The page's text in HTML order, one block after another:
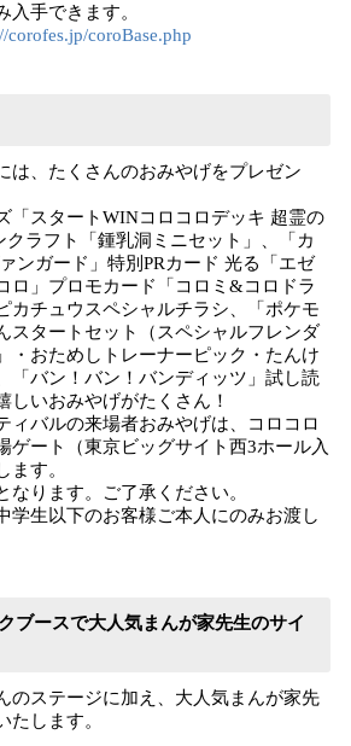
入手できます。
corofes.jp/coroBase.php
は、たくさんのおみやげをプレゼン
「スタートWINコロコロデッキ 超霊の
ラフト「鍾乳洞ミニセット」、「カ
ンガード」特別PRカード 光る「エゼ
ロ」プロモカード「コロミ&コロドラ
カチュウスペシャルチラシ、「ポケモ
スタートセット（スペシャルフレンダ
・おためしトレーナーピック・たんけ
「バン！バン！バンディッツ」試し読
いおみやげがたくさん！
ィバルの来場者おみやげは、コロコロ
ゲート（東京ビッグサイト西3ホール入
ます。
ります。ご了承ください。
学生以下のお客様ご本人にのみお渡し
ブースで大人気まんが家先生のサイ
のステージに加え、大人気まんが家先
たします。